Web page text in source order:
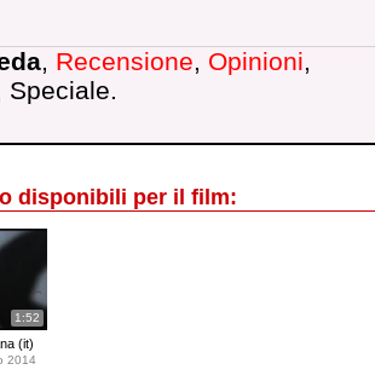
, Recensione, Opinioni,
Speciale.
disponibili per il film:
1:52
(it)
2014